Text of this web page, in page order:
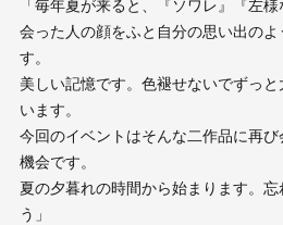
「毎年夏が来ると、『ソワレ』『左
会った人の顔をふと自分の思い出の
す。
美しい記憶です。色褪せないでずっ
います。
今回のイベントはそんな二作品に再
機会です。
夏の夕暮れの時間から始まります。
う」